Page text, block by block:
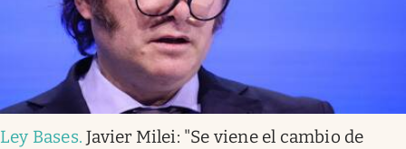
Ley Bases.Javier Milei: "Se viene el cambio de